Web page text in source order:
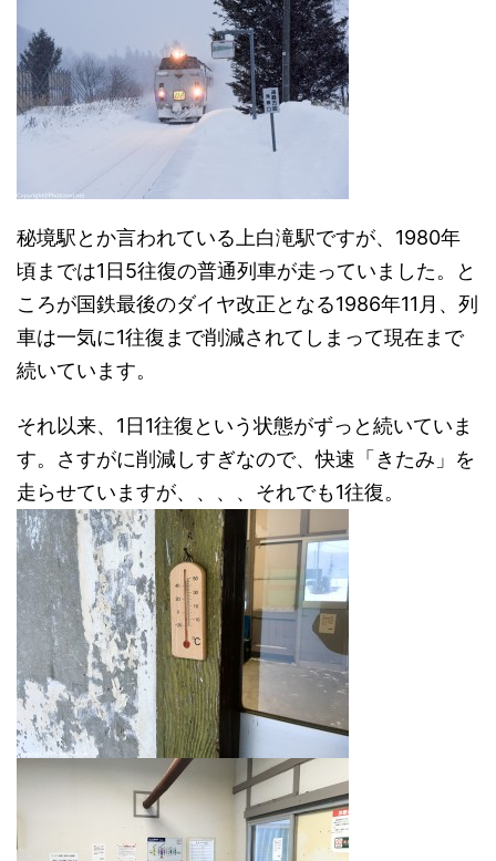
秘境駅とか言われている上白滝駅ですが、1980年
頃までは1日5往復の普通列車が走っていました。と
ころが国鉄最後のダイヤ改正となる1986年11月、列
車は一気に1往復まで削減されてしまって現在まで
続いています。
それ以来、1日1往復という状態がずっと続いていま
す。さすがに削減しすぎなので、快速「きたみ」を
走らせていますが、、、、それでも1往復。